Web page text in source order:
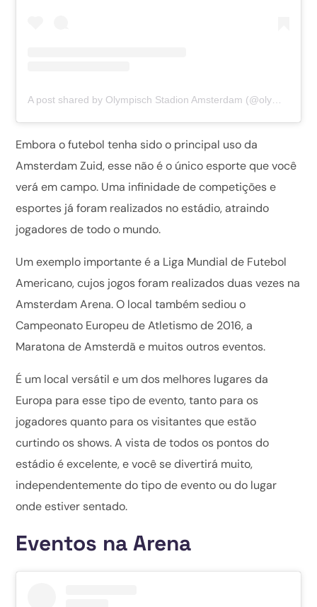
Embora o futebol tenha sido o principal uso da
Amsterdam Zuid, esse não é o único esporte que você
verá em campo. Uma infinidade de competições e
esportes já foram realizados no estádio, atraindo
jogadores de todo o mundo.
Um exemplo importante é a Liga Mundial de Futebol
Americano, cujos jogos foram realizados duas vezes na
Amsterdam Arena. O local também sediou o
Campeonato Europeu de Atletismo de 2016, a
Maratona de Amsterdã e muitos outros eventos.
É um local versátil e um dos melhores lugares da
Europa para esse tipo de evento, tanto para os
jogadores quanto para os visitantes que estão
curtindo os shows. A vista de todos os pontos do
estádio é excelente, e você se divertirá muito,
independentemente do tipo de evento ou do lugar
onde estiver sentado.
Eventos na Arena